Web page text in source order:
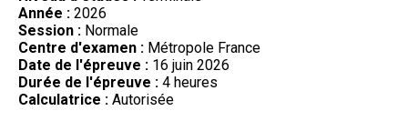
Année : 2026
Session : Normale
Centre d'examen : Métropole France
Date de l'épreuve : 16 juin 2026
Durée de l'épreuve : 4 heures
Calculatrice : Autorisée